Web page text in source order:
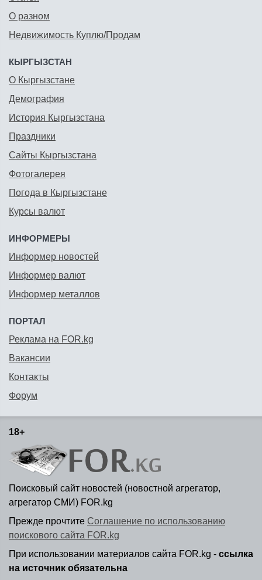
О разном
Недвижимость Куплю/Продам
КЫРГЫЗСТАН
О Кыргызстане
Демография
История Кыргызстана
Праздники
Сайты Кыргызстана
Фотогалерея
Погода в Кыргызстане
Курсы валют
ИНФОРМЕРЫ
Информер новостей
Информер валют
Информер металлов
ПОРТАЛ
Реклама на FOR.kg
Вакансии
Контакты
Форум
18+
Поисковый сайт новостей (новостной агрегатор,
агрегатор СМИ) FOR.kg
Прежде прочтите Соглашение по использованию
поискового сайта FOR.kg
При использовании материалов сайта FOR.kg - ссылка
на источник обязательна